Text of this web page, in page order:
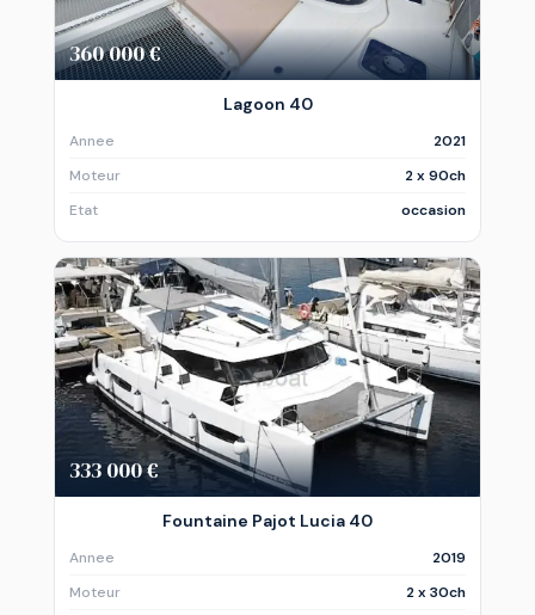
360 000 €
Lagoon 40
Annee
2021
Moteur
2 x 90ch
Etat
occasion
333 000 €
Fountaine Pajot Lucia 40
Annee
2019
Moteur
2 x 30ch